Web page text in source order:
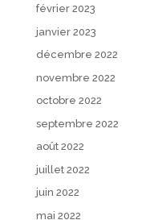
février 2023
janvier 2023
décembre 2022
novembre 2022
octobre 2022
septembre 2022
août 2022
juillet 2022
juin 2022
mai 2022